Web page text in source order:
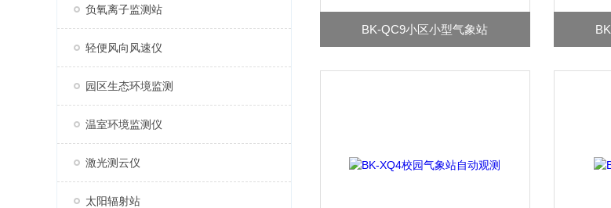
负氧离子监测站
轻便风向风速仪
园区生态环境监测
温室环境监测仪
激光测云仪
太阳辐射站
BK-QC9小区小型气象站